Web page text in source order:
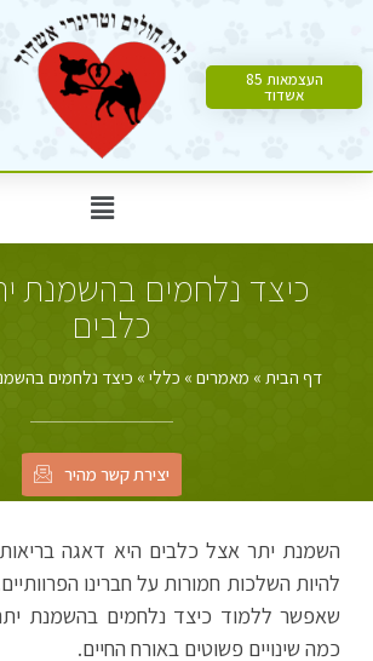
העצמאות 85
אשדוד
כיצד נלחמים בהשמנת
כלבים
דף הבית » מאמרים » כללי » כיצד נלחמים
יצירת קשר מהיר
השמנת יתר אצל כלבים היא דאגה
להיות השלכות חמורות על חברינו
שאפשר ללמוד כיצד נלחמים בהשמנת
כמה שינויים פשוטים באורח החיים.